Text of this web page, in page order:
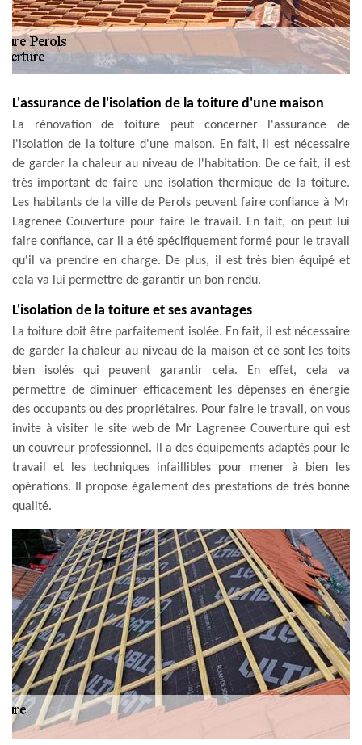
L'assurance de l'isolation de la toiture d'une maison
La rénovation de toiture peut concerner l'assurance de
l'isolation de la toiture d'une maison. En fait, il est nécessaire
de garder la chaleur au niveau de l'habitation. De ce fait, il est
très important de faire une isolation thermique de la toiture.
Les habitants de la ville de Perols peuvent faire confiance à Mr
Lagrenee Couverture pour faire le travail. En fait, on peut lui
faire confiance, car il a été spécifiquement formé pour le travail
qu'il va prendre en charge. De plus, il est très bien équipé et
cela va lui permettre de garantir un bon rendu.
L'isolation de la toiture et ses avantages
La toiture doit être parfaitement isolée. En fait, il est nécessaire
de garder la chaleur au niveau de la maison et ce sont les toits
bien isolés qui peuvent garantir cela. En effet, cela va
permettre de diminuer efficacement les dépenses en énergie
des occupants ou des propriétaires. Pour faire le travail, on vous
invite à visiter le site web de Mr Lagrenee Couverture qui est
un couvreur professionnel. Il a des équipements adaptés pour le
travail et les techniques infaillibles pour mener à bien les
opérations. Il propose également des prestations de très bonne
qualité.